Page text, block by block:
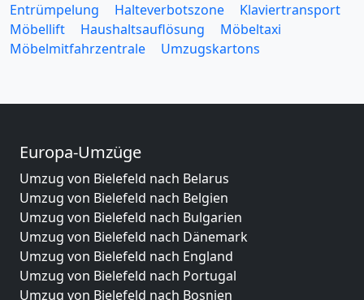
Entrümpelung
Halteverbotszone
Klaviertransport
Möbellift
Haushaltsauflösung
Möbeltaxi
Möbelmitfahrzentrale
Umzugskartons
Europa-Umzüge
Umzug von Bielefeld nach Belarus
Umzug von Bielefeld nach Belgien
Umzug von Bielefeld nach Bulgarien
Umzug von Bielefeld nach Dänemark
Umzug von Bielefeld nach England
Umzug von Bielefeld nach Portugal
Umzug von Bielefeld nach Bosnien